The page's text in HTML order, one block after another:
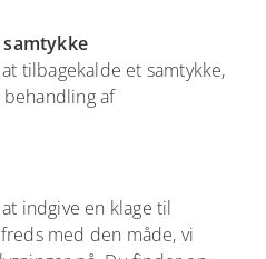
tilbagekalde et samtykke,
af
indgive en klage til
med den måde, vi